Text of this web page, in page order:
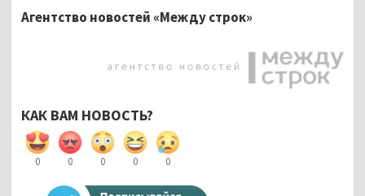
Агентство новостей «Между строк»
КАК ВАМ НОВОСТЬ?
0 0 0 0 0